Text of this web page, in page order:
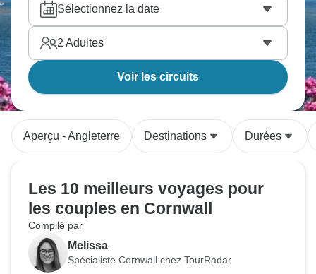
Sélectionnez la date
2 Adultes
Voir les circuits
Aperçu - Angleterre Destinations Durées
Les 10 meilleurs voyages pour
les couples en Cornwall
Compilé par
Melissa
Spécialiste Cornwall chez TourRadar